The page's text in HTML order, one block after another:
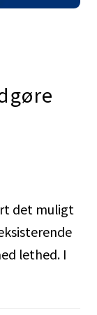
det muligt
lethed. I